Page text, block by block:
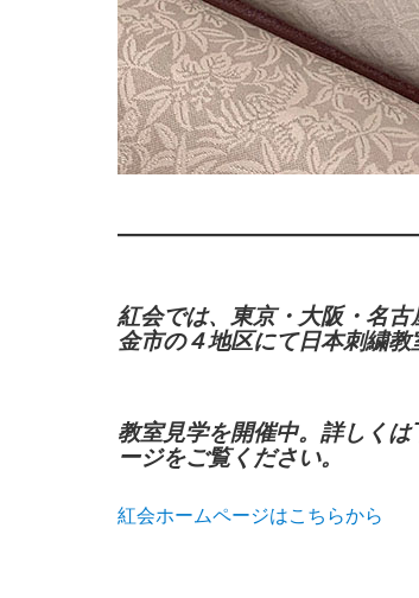
紅会では、東京・大阪・名
金市の４地区にて日本刺繍教
教室見学を開催中。詳しく
ージをご覧ください。
紅会ホームページはこちらから